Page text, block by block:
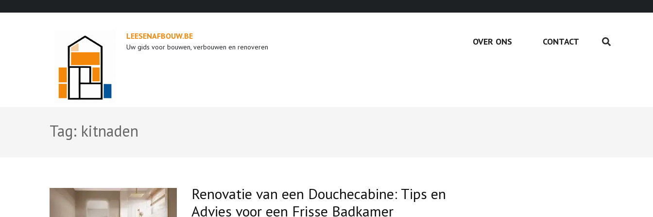
LEESENAFBOUW.BE
Uw gids voor bouwen, verbouwen en renoveren OVER ONS CONTACT
Tag: kitnaden
Renovatie van een Douchecabine: Tips en
Advies voor een Frisse Badkamer